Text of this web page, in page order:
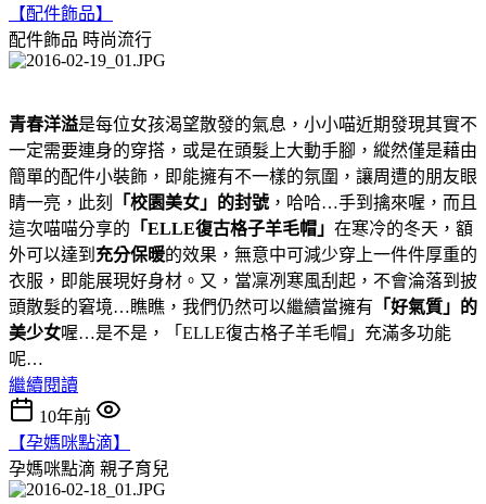
【配件飾品】
配件飾品 時尚流行
青春洋溢是每位女孩渴望散發的氣息，小小喵近期發現其實不
一定需要連身的穿搭，或是在頭髮上大動手腳，縱然僅是藉由
簡單的配件小裝飾，即能擁有不一樣的氛圍，讓周遭的朋友眼
睛一亮，此刻
「校園美女」的封號，哈哈…手到擒來喔，而且
這次喵喵分享的 「ELLE復古格子羊毛帽」 在寒冷的冬天，額
外可以達到 充分保暖的效果，無意中可減少穿上一件件厚重的
衣服，即能展現好身材。又，當凜冽寒風刮起，不會淪落到披
頭散髮的窘境…瞧瞧，我們仍然可以繼續當擁有 「好氣質」的
美少女喔…是不是，「ELLE復古格子羊毛帽」充滿多功能
呢…
繼續閱讀
10年前
【孕媽咪點滴】
孕媽咪點滴 親子育兒